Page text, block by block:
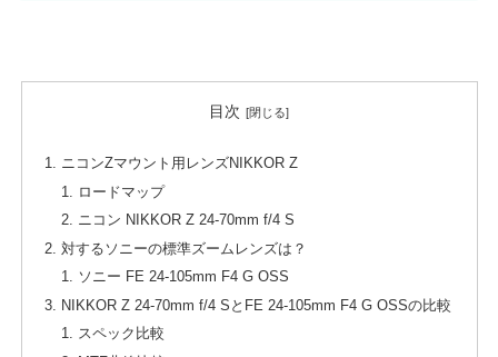
目次
ニコンZマウント用レンズNIKKOR Z
ロードマップ
ニコン NIKKOR Z 24-70mm f/4 S
対するソニーの標準ズームレンズは？
ソニー FE 24-105mm F4 G OSS
NIKKOR Z 24-70mm f/4 SとFE 24-105mm F4 G OSSの比較
スペック比較